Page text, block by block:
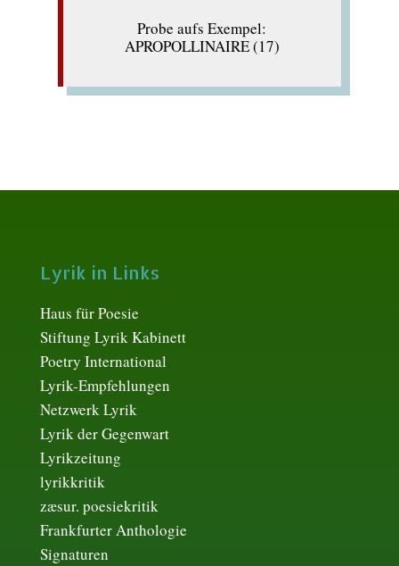
Probe aufs Exempel:
APROPOLLINAIRE (17)
Lyrik in Links
Haus für Poesie
Stiftung Lyrik Kabinett
Poetry International
Lyrik-Empfehlungen
Netzwerk Lyrik
Lyrik der Gegenwart
Lyrikzeitung
lyrikkritik
zæsur. poesiekritik
Frankfurter Anthologie
Signaturen